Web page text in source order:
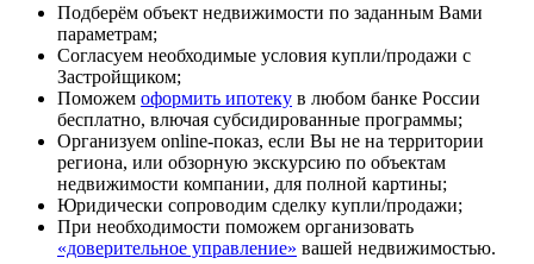
Подберём объект недвижимости по заданным Вами
параметрам;
Согласуем необходимые условия купли/продажи с
Застройщиком;
Поможем оформить ипотеку в любом банке России
бесплатно, влючая субсидированные программы;
Организуем online-показ, если Вы не на территории
региона, или обзорную экскурсию по объектам
недвижимости компании, для полной картины;
Юридически сопроводим сделку купли/продажи;
При необходимости поможем организовать
«доверительное управление» вашей недвижимостью.